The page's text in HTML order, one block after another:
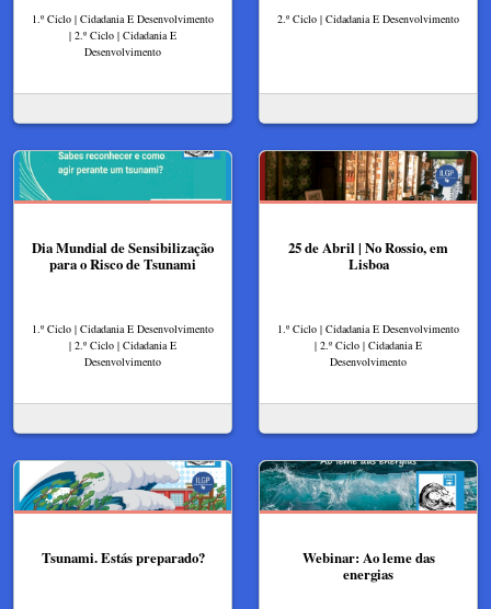
1.º Ciclo | Cidadania E Desenvolvimento
| 2.º Ciclo | Cidadania E
Desenvolvimento
2.º Ciclo | Cidadania E Desenvolvimento
Dia Mundial de Sensibilização
para o Risco de Tsunami
1.º Ciclo | Cidadania E Desenvolvimento
| 2.º Ciclo | Cidadania E
Desenvolvimento
25 de Abril | No Rossio, em
Lisboa
1.º Ciclo | Cidadania E Desenvolvimento
| 2.º Ciclo | Cidadania E
Desenvolvimento
Tsunami. Estás preparado?
Webinar: Ao leme das
energias